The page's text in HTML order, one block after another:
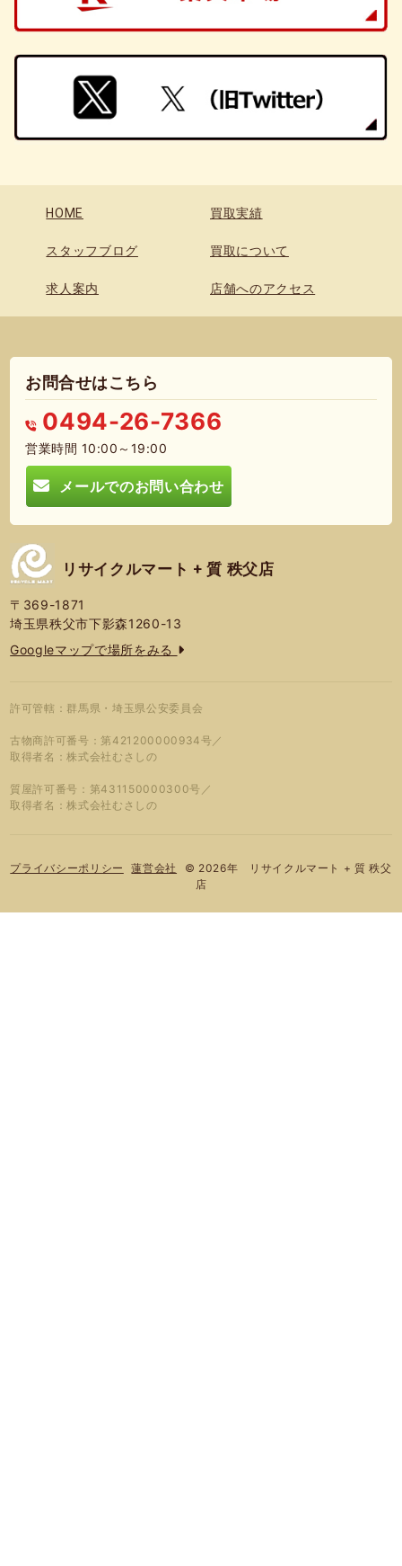
HOME 買取実績
スタッフブログ 買取について
求人案内 店舗へのアクセス
お問合せはこちら
0494-26-7366
営業時間 10:00～19:00
メールでのお問い合わせ
リサイクルマート + 質 秩父店
〒369-1871
埼玉県秩父市下影森1260-13
Googleマップで場所をみる
許可管轄：群馬県・埼玉県公安委員会
古物商許可番号：第421200000934号／
取得者名：株式会社むさしの
質屋許可番号：第431150000300号／
取得者名：株式会社むさしの
プライバシーポリシー 蓮営会社
© 2026年 リサイクルマート + 質 秩父
店